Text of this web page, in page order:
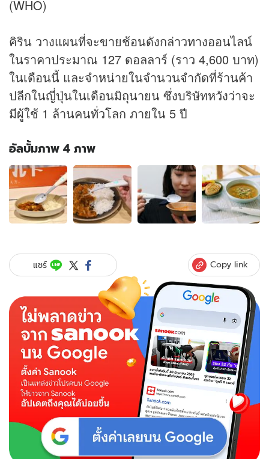
(WHO)
คิริน วางแผนที่จะขายช้อนดังกล่าวทางออนไลน์
ในราคาประมาณ 127 ดอลลาร์ (ราว 4,600 บาท)
ในเดือนนี้ และจำหน่ายในจำนวนจำกัดที่ร้านค้า
ปลีกในญี่ปุ่นในเดือนมิถุนายน ซึ่งบริษัทหวังว่าจะ
มีผู้ใช้ 1 ล้านคนทั่วโลก ภายใน 5 ปี
อัลบั้มภาพ 4 ภาพ
อัลบั้ม
ภาพ
4
ภาพ
ของ
ได้
จริง!
ตัว
"ช้อน
เกลือ
ไฟฟ้า"
หวัง
ขาย
ล้าน
ภายใน
ปี
แชร์ Copy link